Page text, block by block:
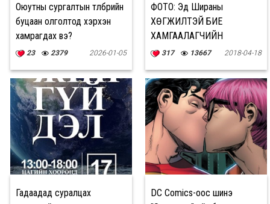
Оюутны сургалтын төлбөрийн
буцаан олголтод хэрхэн
хамрагдах вэ?
23 2379 2026-01-05
ФОТО: Эд Шираны
ХӨГЖИЛТЭЙ БИЕ
ХАМГААЛАГЧИЙН
инстаграм постууд
317 13667 2018-04-18
Гадаадад суралцах
DC Comics-оос шинэ